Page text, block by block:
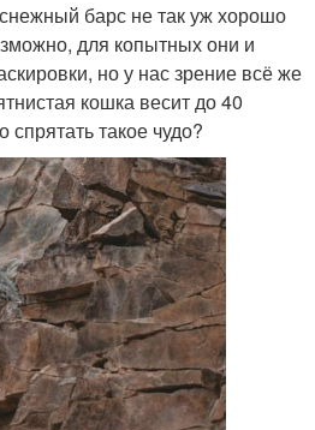
барс не так уж хорошо
для копытных они и
но у нас зрение всё же
кошка весит до 40
такое чудо?